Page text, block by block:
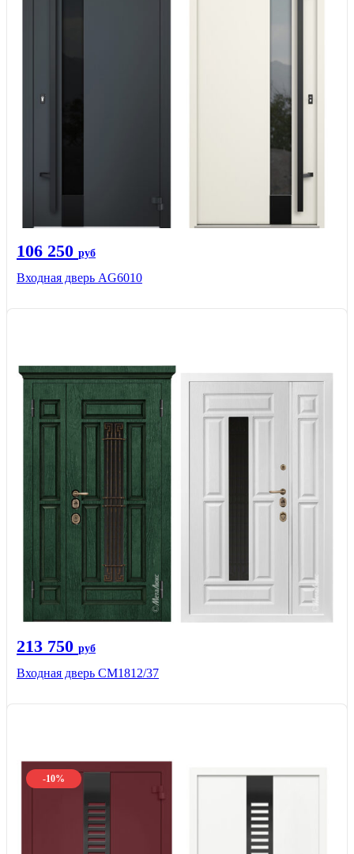
106 250 руб
Входная дверь AG6010
213 750 руб
Входная дверь СМ1812/37
-10%